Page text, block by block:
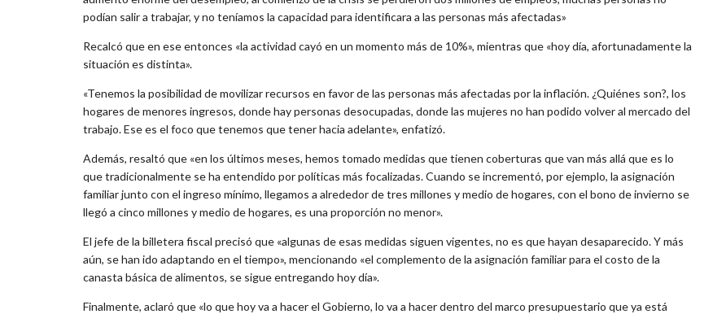
podían salir a trabajar, y no teníamos la capacidad para identificara a las personas más afectadas»
Recalcó que en ese entonces «la actividad cayó en un momento más de 10%», mientras que «hoy día, afortunadamente la
situación es distinta».
«Tenemos la posibilidad de movilizar recursos en favor de las personas más afectadas por la inflación. ¿Quiénes son?, los
hogares de menores ingresos, donde hay personas desocupadas, donde las mujeres no han podido volver al mercado del
trabajo. Ese es el foco que tenemos que tener hacia adelante», enfatizó.
Además, resaltó que «en los últimos meses, hemos tomado medidas que tienen coberturas que van más allá que es lo
que tradicionalmente se ha entendido por políticas más focalizadas. Cuando se incrementó, por ejemplo, la asignación
familiar junto con el ingreso mínimo, llegamos a alrededor de tres millones y medio de hogares, con el bono de invierno se
llegó a cinco millones y medio de hogares, es una proporción no menor».
El jefe de la billetera fiscal precisó que «algunas de esas medidas siguen vigentes, no es que hayan desaparecido. Y más
aún, se han ido adaptando en el tiempo», mencionando «el complemento de la asignación familiar para el costo de la
canasta básica de alimentos, se sigue entregando hoy día».
Finalmente, aclaró que «lo que hoy va a hacer el Gobierno, lo va a hacer dentro del marco presupuestario que ya está